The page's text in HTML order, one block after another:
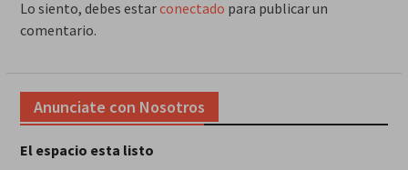
Lo siento, debes estarconectado para publicar un
comentario.
Anunciate con Nosotros
El espacio esta listo